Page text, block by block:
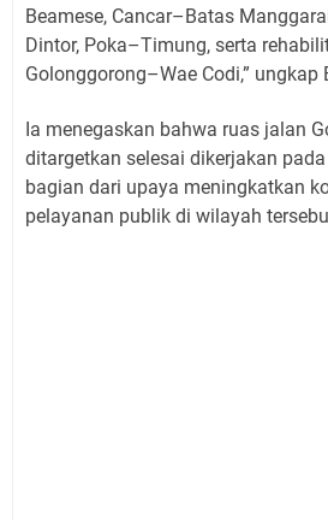
Beamese, Cancar–Batas
Dintor, Poka–Timung, serta
Golonggorong–Wae Codi,” ungkap
Ia menegaskan bahwa ruas jalan
ditargetkan selesai dikerjakan
bagian dari upaya meningkatkan
pelayanan publik di wilayah